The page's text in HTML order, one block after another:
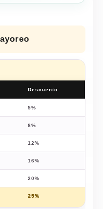
Descuento
5%
8%
12%
16%
20%
25%